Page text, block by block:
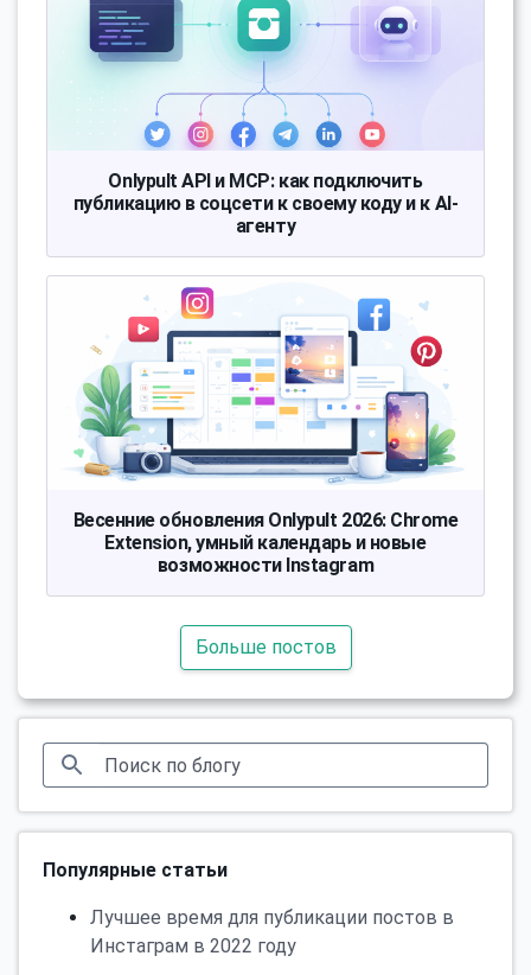
Onlypult API и MCP: как подключить
публикацию в соцсети к своему коду и к AI-
агенту
Весенние обновления Onlypult 2026: Chrome
Extension, умный календарь и новые
возможности Instagram
Больше постов
Популярные статьи
Лучшее время для публикации постов в
Инстаграм в 2022 году